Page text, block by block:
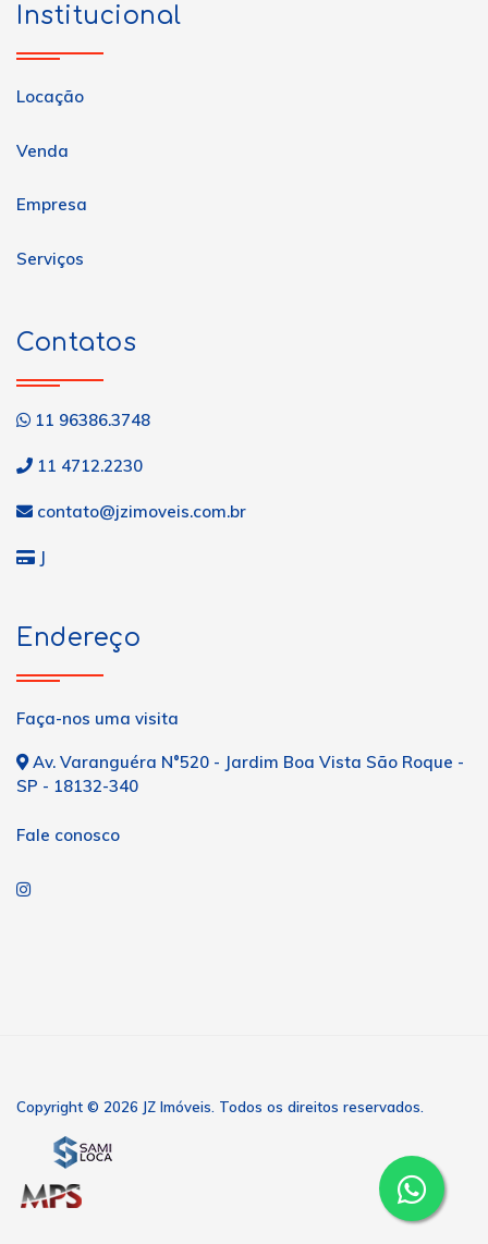
Institucional
Locação
Venda
Empresa
Serviços
Contatos
11 96386.3748
11 4712.2230
contato@jzimoveis.com.br
J
Endereço
Faça-nos uma visita
Av. Varanguéra N°520 - Jardim Boa Vista São Roque -
SP - 18132-340
Fale conosco
Copyright © 2026 JZ Imóveis. Todos os direitos reservados.